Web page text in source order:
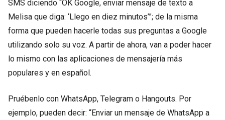
SMS diciendo “OK Google, enviar mensaje de texto a
Melisa que diga: ‘Llego en diez minutos’”; de la misma
forma que pueden hacerle todas sus preguntas a Google
utilizando solo su voz. A partir de ahora, van a poder hacer
lo mismo con las aplicaciones de mensajería más
populares y en español.
Pruébenlo con WhatsApp, Telegram o Hangouts. Por
ejemplo, pueden decir: “Enviar un mensaje de WhatsApp a